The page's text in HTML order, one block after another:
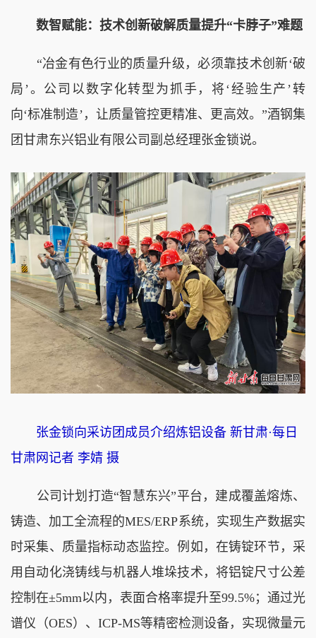
数智赋能：技术创新破解质量提升“卡脖子”难题
“冶金有色行业的质量升级，必须靠技术创新‘破
局’。公司以数字化转型为抓手，将‘经验生产’转
向‘标准制造’，让质量管控更精准、更高效。”酒钢集
团甘肃东兴铝业有限公司副总经理张金锁说。
张金锁向采访团成员介绍炼铝设备 新甘肃·每日
甘肃网记者 李婧 摄
公司计划打造“智慧东兴”平台，建成覆盖熔炼、
铸造、加工全流程的MES/ERP系统，实现生产数据实
时采集、质量指标动态监控。例如，在铸锭环节，采
用自动化浇铸线与机器人堆垛技术，将铝锭尺寸公差
控制在±5mm以内，表面合格率提升至99.5%；通过光
谱仪（OES）、ICP-MS等精密检测设备，实现微量元